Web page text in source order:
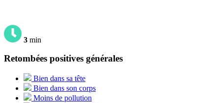
3 min
Retombées positives générales
Bien dans sa tête
Bien dans son corps
Moins de pollution